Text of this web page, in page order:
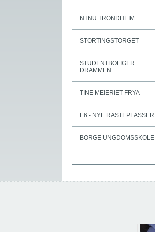
NTNU TRONDHEIM
STORTINGSTORGET
STUDENTBOLIGER
DRAMMEN
TINE MEIERIET FRYA
E6 - NYE RASTEPLASSER
BORGE UNGDOMSSKOLE